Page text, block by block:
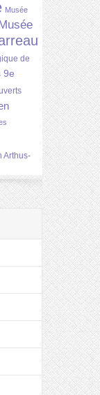
Musée
de
9e
Arthus-